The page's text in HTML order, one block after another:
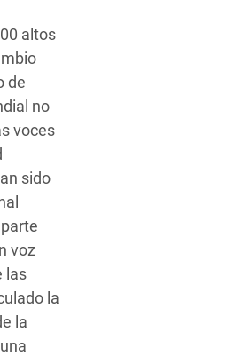
altos
de
no
voces
sido
voz
las
la
la